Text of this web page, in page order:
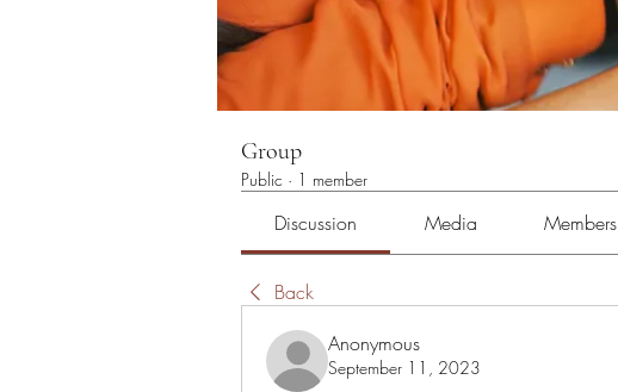
Group
Public · 1 member
Discussion Media Members
Back
Anonymous
September 11, 2023